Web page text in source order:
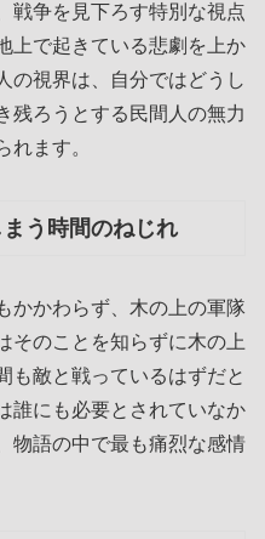
戦争を見下ろす特別な視点
上で起きている悲劇を上か
の視界は、自分ではどうし
残ろうとする民間人の無力
れます。
う時間のねじれ
かかわらず、木の上の軍隊
そのことを知らずに木の上
も敵と戦っているはずだと
誰にも必要とされていなか
物語の中で最も痛烈な感情